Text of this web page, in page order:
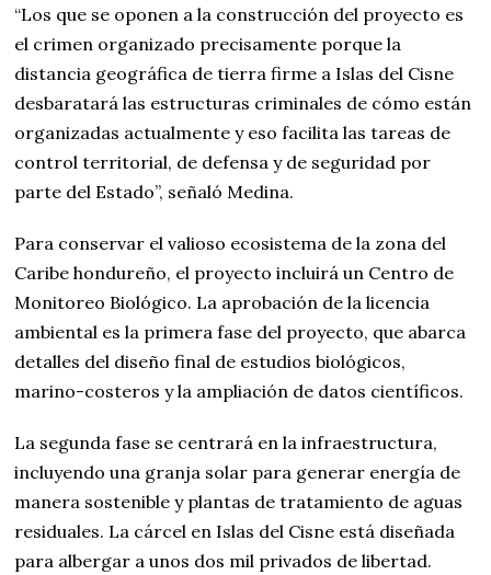
“Los que se oponen a la construcción del proyecto es
el crimen organizado precisamente porque la
distancia geográfica de tierra firme a Islas del Cisne
desbaratará las estructuras criminales de cómo están
organizadas actualmente y eso facilita las tareas de
control territorial, de defensa y de seguridad por
parte del Estado”, señaló Medina.
Para conservar el valioso ecosistema de la zona del
Caribe hondureño, el proyecto incluirá un Centro de
Monitoreo Biológico. La aprobación de la licencia
ambiental es la primera fase del proyecto, que abarca
detalles del diseño final de estudios biológicos,
marino-costeros y la ampliación de datos científicos.
La segunda fase se centrará en la infraestructura,
incluyendo una granja solar para generar energía de
manera sostenible y plantas de tratamiento de aguas
residuales. La cárcel en Islas del Cisne está diseñada
para albergar a unos dos mil privados de libertad.